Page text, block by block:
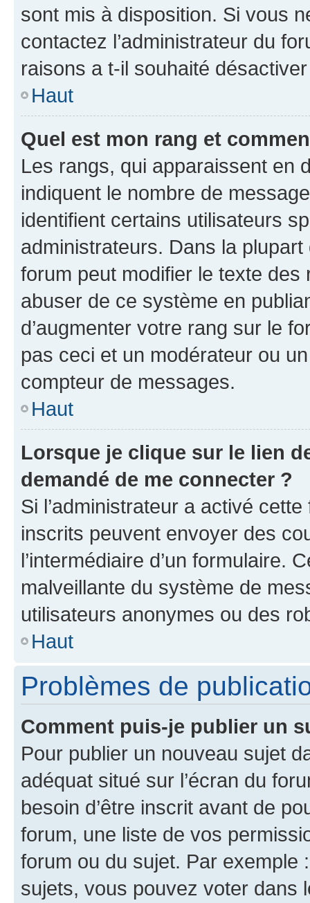
sont mis à disposition. Si vous
contactez l’administrateur du
raisons a t-il souhaité
Haut
Quel est mon rang et
Les rangs, qui apparaissent en
indiquent le nombre de
identifient certains utilisateurs
administrateurs. Dans la
forum peut modifier le texte
abuser de ce système en
d’augmenter votre rang sur le
pas ceci et un modérateur ou
compteur de messages.
Haut
Lorsque je clique sur le lien
demandé de me connecter ?
Si l’administrateur a activé
inscrits peuvent envoyer des
l’intermédiaire d’un formulaire.
malveillante du système de
utilisateurs anonymes ou des
Haut
Problèmes de
Comment puis-je publier un
Pour publier un nouveau sujet
adéquat situé sur l’écran du
besoin d’être inscrit avant de
forum, une liste de vos
forum ou du sujet. Par exemple
sujets, vous pouvez voter dans